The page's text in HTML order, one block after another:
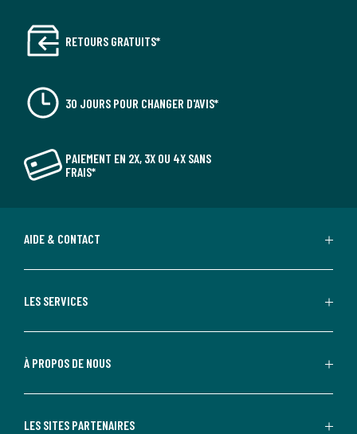
RETOURS GRATUITS*
30 JOURS POUR CHANGER D'AVIS*
PAIEMENT EN 2X, 3X OU 4X SANS
FRAIS*
AIDE & CONTACT
LES SERVICES
À PROPOS DE NOUS
LES SITES PARTENAIRES